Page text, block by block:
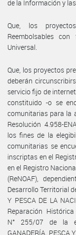
de la Información y
Que, los
Reembolsables
Universal.
Que, los proyectos
deberán
servicio fijo de
constituido -o se
comunitarias para la
Resolución 4.958-
los fines de la
comunitarias se
inscriptas en el
en el Registro
(ReNOAF),
Desarrollo Territorial
Y PESCA DE LA
Reparación
N° 255/07 de la
GANADERÍA, PESCA